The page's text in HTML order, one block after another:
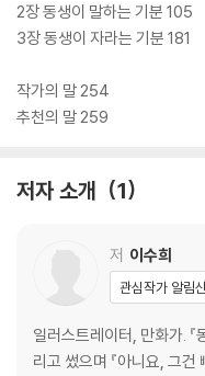
2장 동생이 말하는 기분 105
3장 동생이 자라는 기분 181
작가의 말 254
추천의 말 259
저자 소개 1
저 이수희
관심작가 알림
일러스트레이터, 만화가. 『
리고 썼으며 『아니요, 그